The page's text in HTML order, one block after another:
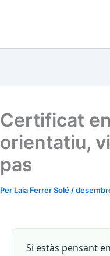
Certificat
orientatiu,
pas
Per Laia Ferrer Solé /
Si estàs pensant en